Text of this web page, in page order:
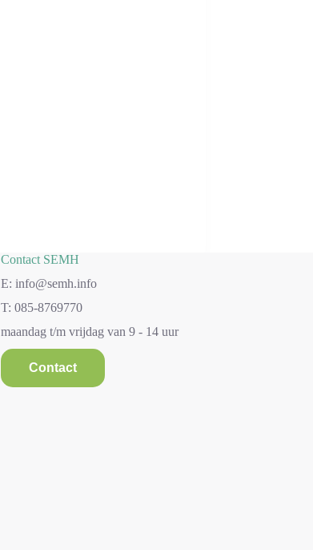
Contact SEMH
E: info@semh.info
T: 085-8769770
maandag t/m vrijdag van 9 - 14 uur
Contact